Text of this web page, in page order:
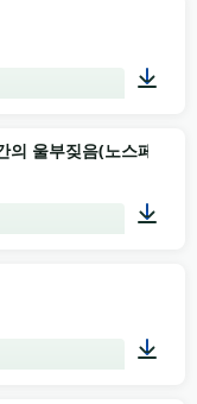
00:07
의 울부짖음(노스페라투